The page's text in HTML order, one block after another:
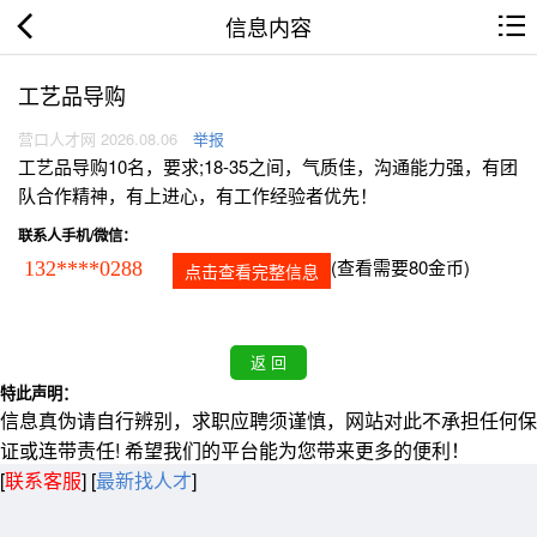
信息内容
工艺品导购
营口人才网 2026.08.06 举报
工艺品导购10名，要求;18-35之间，气质佳，沟通能力强，有团
队合作精神，有上进心，有工作经验者优先！
联系人手机/微信：
132****0288 点击查看完整信息 (查看需要80金币)
特此声明：
信息真伪请自行辨别，求职应聘须谨慎，网站对此不承担任何保
证或连带责任! 希望我们的平台能为您带来更多的便利！
[联系客服] [最新找人才]